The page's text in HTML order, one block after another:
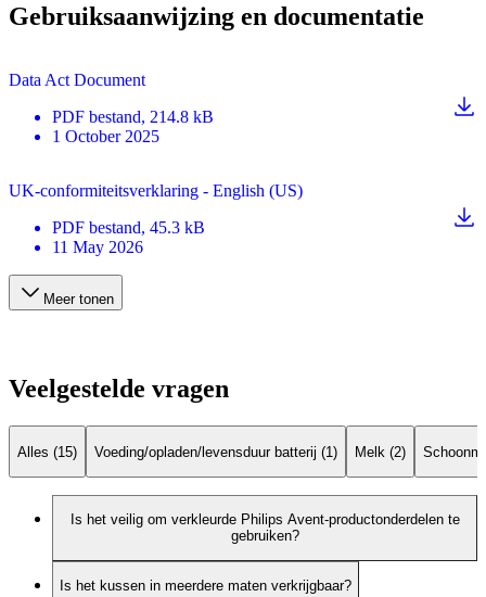
Gebruiksaanwijzing en documentatie
Data Act Document
PDF bestand, 214.8 kB
1 October 2025
UK-conformiteitsverklaring - English (US)
PDF bestand, 45.3 kB
11 May 2026
Meer tonen
Veelgestelde vragen
Alles (15) Voeding/opladen/levensduur batterij (1) Melk (2)
Is het veilig om verkleurde Philips Avent-productonderdelen te
gebruiken?
Is het kussen in meerdere maten verkrijgbaar?